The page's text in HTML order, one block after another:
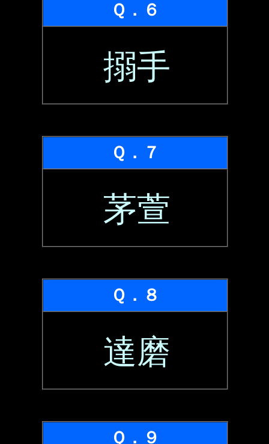
Ｑ．６
搦手
Ｑ．７
茅萱
Ｑ．８
達磨
Ｑ．９